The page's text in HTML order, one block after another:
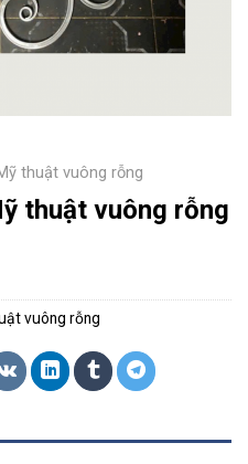
thuật vuông rỗng
thuật vuông rỗng
vuông rỗng